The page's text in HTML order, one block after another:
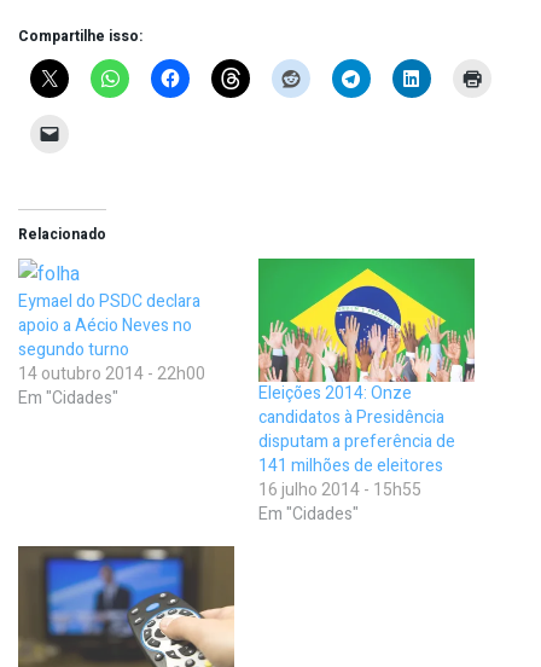
Compartilhe isso:
Relacionado
Eymael do PSDC declara
apoio a Aécio Neves no
segundo turno
14 outubro 2014 - 22h00
Em "Cidades"
Eleições 2014: Onze
candidatos à Presidência
disputam a preferência de
141 milhões de eleitores
16 julho 2014 - 15h55
Em "Cidades"